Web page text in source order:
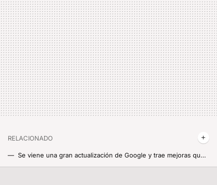
RELACIONADO
Se viene una gran actualización de Google y trae mejoras que hasta ahora eran muy Xiaomi: mejor rendimiento y más batería sin que te des cuenta